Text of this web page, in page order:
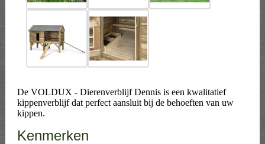
De VOLDUX - Dierenverblijf Dennis is een kwalitatief
kippenverblijf dat perfect aansluit bij de behoeften van uw
kippen.
Kenmerken